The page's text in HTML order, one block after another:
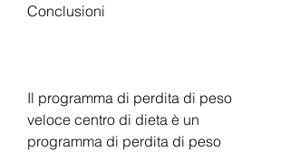
Conclusioni
Il programma di perdita di peso
veloce centro di dieta è un
programma di perdita di peso